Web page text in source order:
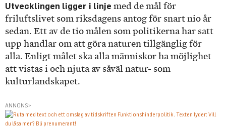
Utvecklingen ligger i linje med de mål för
friluftslivet som riksdagens antog för snart nio år
sedan. Ett av de tio målen som politikerna har satt
upp handlar om att göra naturen tillgänglig för
alla. Enligt målet ska alla människor ha möjlighet
att vistas i och njuta av såväl natur- som
kulturlandskapet.
ANNONS>